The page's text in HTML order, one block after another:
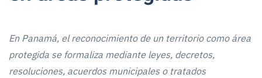
En Panamá, el reconocimiento de un territorio como área
protegida se formaliza mediante leyes, decretos,
resoluciones, acuerdos municipales o tratados